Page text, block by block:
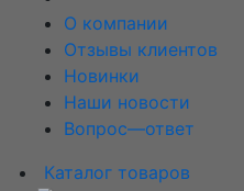
О компании
Отзывы клиентов
Новинки
Наши новости
Вопрос—ответ
Каталог товаров